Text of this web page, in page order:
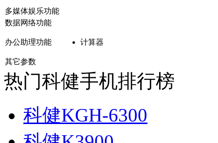
多媒体娱乐功能
数据网络功能
办公助理功能 计算器
其它参数
热门科健手机排行榜
科健KGH-6300